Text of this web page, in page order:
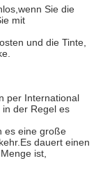
Sie die
mit
und die Tinte,
per International
in der Regel es
es eine große
dauert einen
ist,